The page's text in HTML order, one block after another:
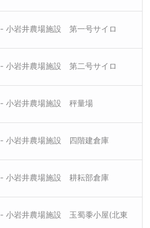
- 小岩井農場施設 第一号サイロ
- 小岩井農場施設 第二号サイロ
- 小岩井農場施設 秤量場
- 小岩井農場施設 四階建倉庫
- 小岩井農場施設 耕耘部倉庫
- 小岩井農場施設 玉蜀黍小屋(北東